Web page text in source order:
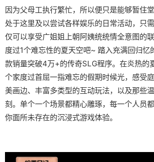
因为父母工执行繁忙，所以便只是能够暂住堂
处于这里及以尝试各样娱乐的日常活动，只需
仅可以享受广姐姐上朝阿姨统统情全意图的
度过1个难忘性的夏天空吧~ 踏入充满回归忆
款销量突破4万+的传奇SLG程序。在炎热的
个家度过首屈一指难忘的假期时候光，感受
美画边、丰富多类型的互动玩法，以及那些
刻。单个一个场景都精心雕琢，每一个人员
你面所未存在的沉浸式游戏体验。